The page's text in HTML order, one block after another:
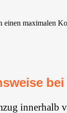
maximalen
innerhalb